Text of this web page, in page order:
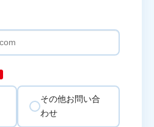
その他お問い合
わせ